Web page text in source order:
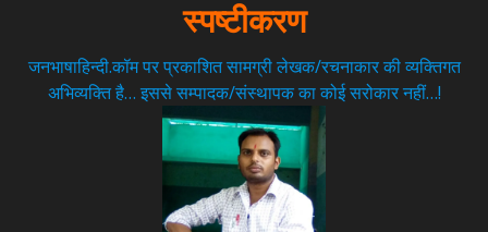
स्पष्टीकरण
जनभाषाहिन्दी.कॉम पर प्रकाशित सामग्री लेखक/रचनाकार की व्यक्तिगत
अभिव्यक्ति है… इससे सम्पादक/संस्थापक का कोई सरोकार नहीं…!